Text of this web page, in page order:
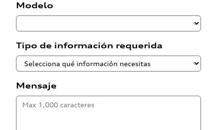
Modelo
Tipo de información requerida
Mensaje